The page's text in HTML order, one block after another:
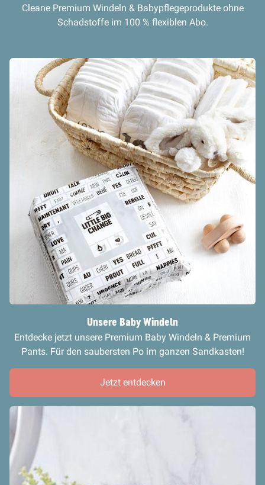
Cleane Premium Windeln & Babypflegeprodukte ohne
Schadstoffe im 100 % flexiblen Abo.
Unsere Baby Windeln
Entdecke jetzt unsere Premium Baby Windeln & Premium
Pants. Für den saubersten Po im ganzen Sandkasten!
Jetzt entdecken